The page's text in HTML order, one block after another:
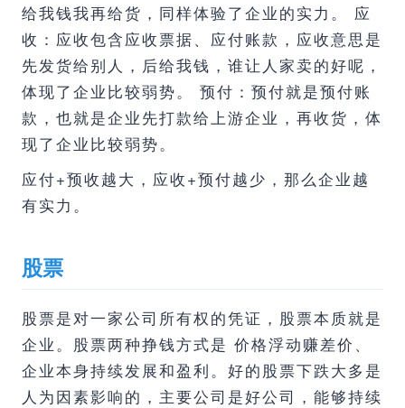
给我钱我再给货，同样体验了企业的实力。 应
收：应收包含应收票据、应付账款，应收意思是
先发货给别人，后给我钱，谁让人家卖的好呢，
体现了企业比较弱势。 预付：预付就是预付账
款，也就是企业先打款给上游企业，再收货，体
现了企业比较弱势。
应付+预收越大，应收+预付越少，那么企业越
有实力。
股票
股票是对一家公司所有权的凭证，股票本质就是
企业。股票两种挣钱方式是 价格浮动赚差价、
企业本身持续发展和盈利。好的股票下跌大多是
人为因素影响的，主要公司是好公司，能够持续